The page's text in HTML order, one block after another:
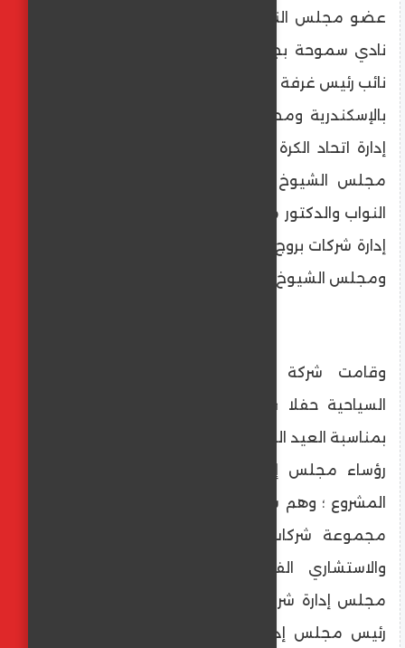
عضو مجلس النواب ونائب رئيس مجلس إدارة
نادي سموحة بجانب رجل الأعمال حسام الحلو
نائب رئيس غرفة شركات ووكالات السفر والسياحة
بالإسكندرية ومصطفي ابو زهرة عضو مجلس
إدارة اتحاد الكرة المصري وطارق الوكيل عضو
مجلس الشيوخ ورانيا الشيمي عضو مجلس
النواب والدكتور محمد عبد العال رئيس مجلس
إدارة شركات بروج وحضور أعضاء مجلس النواب
ومجلس الشيوخ .
وقامت شركة يو لإدارة الفنادق والتنمية
بمناسبة العيد السنوى الأول للفندق حيث شارك
رؤساء مجلس إدارة الشركات المساهمة في
المشروع ؛ وهم شريف حليو رئيس مجلس إدارة
مجموعة شركات مارسيليا و الخبير السياحي
والاستشاري الفندقي إيهاب الجندي رئيس
مجلس إدارة شركة يو للتنمية السياحية ونائب
رئيس مجلس إدارة مجموعة شركات مارسيليا